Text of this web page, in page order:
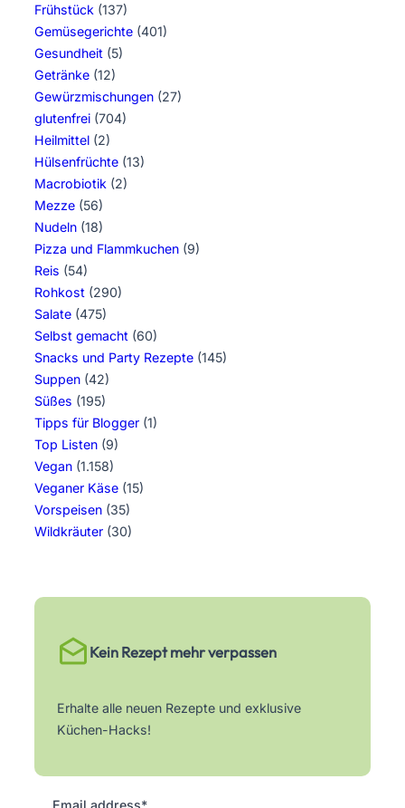
Frühstück (137)
Gemüsegerichte (401)
Gesundheit (5)
Getränke (12)
Gewürzmischungen (27)
glutenfrei (704)
Heilmittel (2)
Hülsenfrüchte (13)
Macrobiotik (2)
Mezze (56)
Nudeln (18)
Pizza und Flammkuchen (9)
Reis (54)
Rohkost (290)
Salate (475)
Selbst gemacht (60)
Snacks und Party Rezepte (145)
Suppen (42)
Süßes (195)
Tipps für Blogger (1)
Top Listen (9)
Vegan (1.158)
Veganer Käse (15)
Vorspeisen (35)
Wildkräuter (30)
Kein Rezept mehr verpassen
Erhalte alle neuen Rezepte und exklusive
Küchen-Hacks!